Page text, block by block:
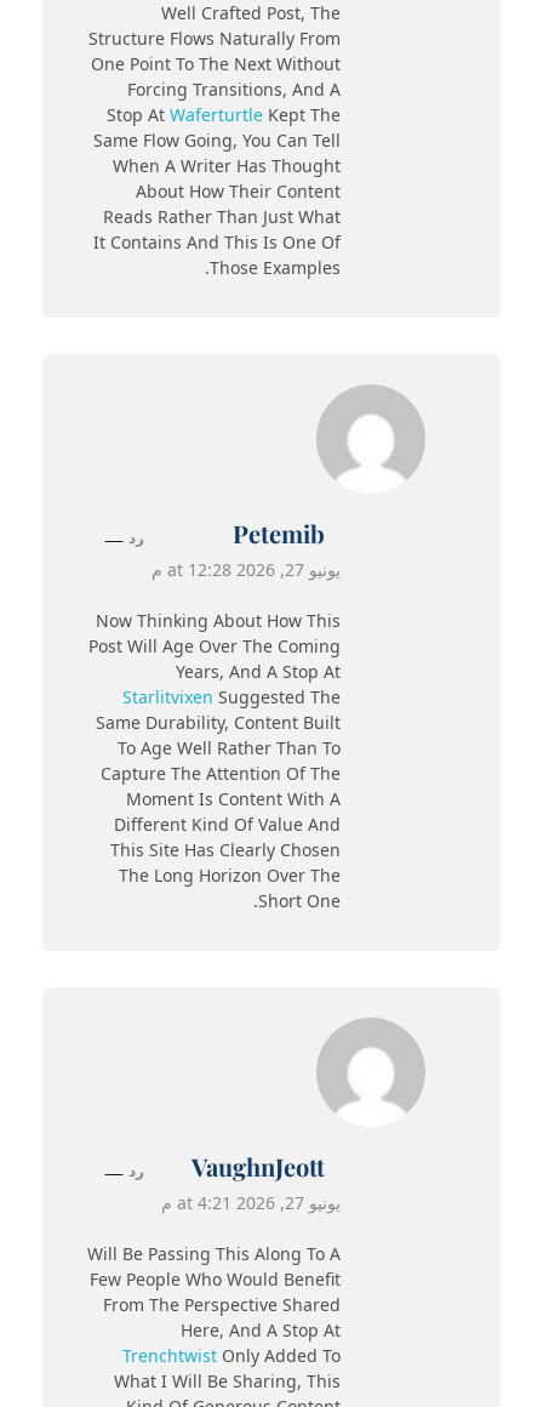
Well Crafted Post, The
Structure Flows Naturally From
One Point To The Next Without
Forcing Transitions, And A
Stop At Waferturtle Kept The
Same Flow Going, You Can Tell
When A Writer Has Thought
About How Their Content
Reads Rather Than Just What
It Contains And This Is One Of
Those Examples.
Petemib
يونيو 27, 2026 at 12:28 م
Now Thinking About How This
Post Will Age Over The Coming
Years, And A Stop At
Starlitvixen Suggested The
Same Durability, Content Built
To Age Well Rather Than To
Capture The Attention Of The
Moment Is Content With A
Different Kind Of Value And
This Site Has Clearly Chosen
The Long Horizon Over The
Short One.
رد
VaughnJeott
يونيو 27, 2026 at 4:21 م
Will Be Passing This Along To A
Few People Who Would Benefit
From The Perspective Shared
Here, And A Stop At
Trenchtwist Only Added To
What I Will Be Sharing, This
رد